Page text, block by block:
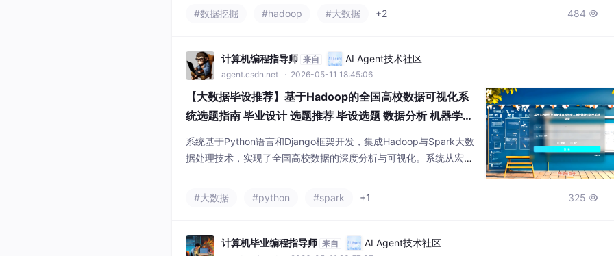
视化展示。系统从时间、地域、人口结构及社会经济四个维度，深入
分析了全国婚姻登记趋势与离婚率分布特征，探索了经济发展与婚姻
了有效
#数据挖掘 #hadoop #大数据 +2 484 
计算机编程指导师 来自 AI Agent技术社区
agent.csdn.net · 2026-05-11 18:45:06
【大数据毕设推荐】基于Hadoop的全国高校数据可视化系
统选题指南 毕业设计 选题推荐 毕设选题 数据分析 机器学习
数据挖掘
系统基于Python语言和Django框架开发，集成Hadoop与Spark大数
据处理技术，实现了全国高校数据的深度分析与可视化。系统从宏观
直观展示高校资源分布特征与结构差异。用户可便捷查询各省份高校
数量排名、类型构成及特色院校分布，为教育决策提供数据支撑，具
#大数据 #python #spark +1 325 
计算机毕业编程指导师 来自 AI Agent技术社区